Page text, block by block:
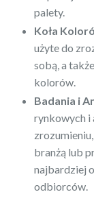
palety.
Koła
użyte do
sobą, a
kolorów.
Badania i
rynkowych i
branżą lub
najbardziej
odbiorców.